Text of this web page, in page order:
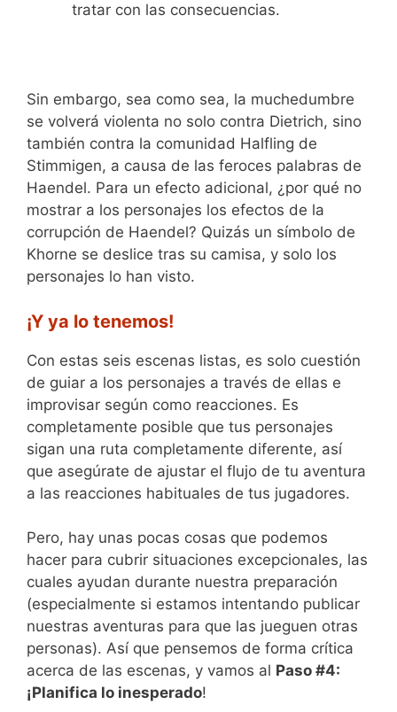
tratar con las consecuencias.
Sin embargo, sea como sea, la muchedumbre
se volverá violenta no solo contra Dietrich, sino
también contra la comunidad Halfling de
Stimmigen, a causa de las feroces palabras de
Haendel. Para un efecto adicional, ¿por qué no
mostrar a los personajes los efectos de la
corrupción de Haendel? Quizás un símbolo de
Khorne se deslice tras su camisa, y solo los
personajes lo han visto.
¡Y ya lo tenemos!
Con estas seis escenas listas, es solo cuestión
de guiar a los personajes a través de ellas e
improvisar según como reacciones. Es
completamente posible que tus personajes
sigan una ruta completamente diferente, así
que asegúrate de ajustar el flujo de tu aventura
a las reacciones habituales de tus jugadores.
Pero, hay unas pocas cosas que podemos
hacer para cubrir situaciones excepcionales, las
cuales ayudan durante nuestra preparación
(especialmente si estamos intentando publicar
nuestras aventuras para que las jueguen otras
personas). Así que pensemos de forma crítica
acerca de las escenas, y vamos al Paso #4:
¡Planifica lo inesperado!